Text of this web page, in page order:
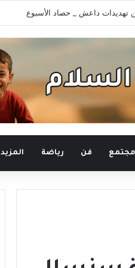
حرية التعبير
فن رياضة المزيد